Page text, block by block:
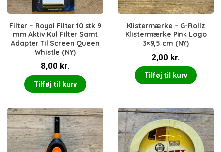
Filter – Royal Filter 10 stk 9
mm Aktiv Kul Filter Samt
Adapter Til Screen Queen
Whistle (NY)
8,00 kr.
Tilføj til kurv
Klistermærke – G-Rollz
Klistermærke Pink Logo
3×9,5 cm (NY)
2,00 kr.
Tilføj til kurv